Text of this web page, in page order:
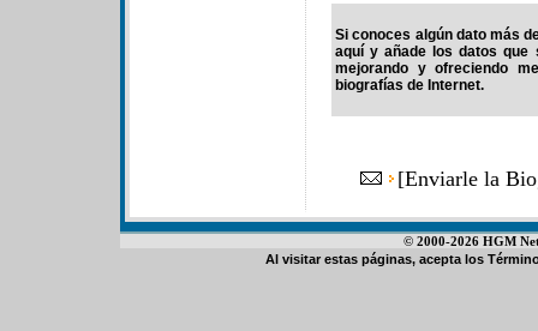
Si conoces algún dato más
aquí y añade los datos que
mejorando y ofreciendo
biografías de Internet.
[Enviarle la
© 2000-2026 HGM
Al visitar estas páginas, acepta los